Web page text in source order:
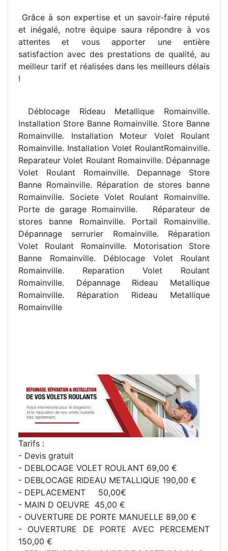
Grâce à son expertise et un savoir-faire réputé
et inégalé, notre équipe saura répondre à vos
attentes et vous apporter une entière
satisfaction avec des prestations de qualité, au
meilleur tarif et réalisées dans les meilleurs délais
!
Déblocage Rideau Metallique Romainville.
Installation Store Banne Romainville. Store Banne
Romainville. Installation Moteur Volet Roulant
Romainville. Installation Volet RoulantRomainville.
Reparateur Volet Roulant Romainville. Dépannage
Volet Roulant Romainville. Depannage Store
Banne Romainville. Réparation de stores banne
Romainville. Societe Volet Roulant Romainville.
Porte de garage Romainville. Réparateur de
stores banne Romainville. Portail Romainville.
Dépannage serrurier Romainville. Réparation
Volet Roulant Romainville. Motorisation Store
Banne Romainville. Déblocage Volet Roulant
Romainville. Reparation Volet Roulant
Romainville. Dépannage Rideau Metallique
Romainville. Réparation Rideau Metallique
Romainville
Tarifs :
- Devis gratuit
- DEBLOCAGE VOLET ROULANT 69,00 €
- DEBLOCAGE RIDEAU METALLIQUE 190,00 €
- DEPLACEMENT 50,00€
- MAIN D OEUVRE 45,00 €
- OUVERTURE DE PORTE MANUELLE 89,00 €
- OUVERTURE DE PORTE AVEC PERCEMENT
150,00 €